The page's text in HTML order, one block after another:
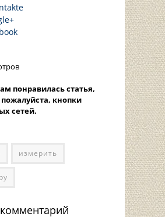
понравилась статья,
кнопки
сетей.
измерить